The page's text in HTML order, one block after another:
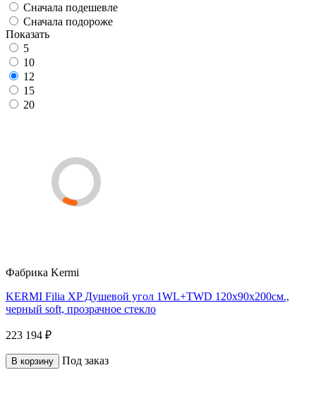
Сначала подешевле
Сначала подороже
Показать
5
10
12
15
20
Фабрика Kermi
KERMI Filia XP Душевой угол 1WL+TWD 120x90х200см.,
черный soft, прозрачное стекло
223 194 ₽
В корзину Под заказ